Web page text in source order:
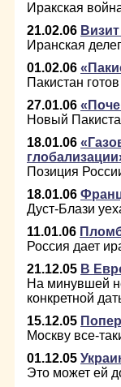
Иракская
21.02.06
Иранская
01.02.06
Пакистан
27.01.06
Новый
18.01.06
Позиция
18.01.06
Дуст-Блази
11.01.06
Россия дает
21.12.05 В
На минувшей
конкретной
15.12.05
Москву все-
01.12.05
Это может ей